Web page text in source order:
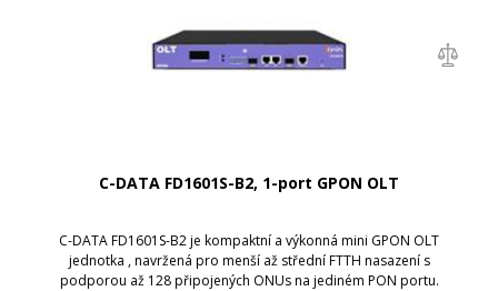
C-DATA FD1601S-B2, 1-port GPON OLT
C-DATA FD1601S-B2 je kompaktní a výkonná mini GPON OLT
jednotka , navržená pro menší až střední FTTH nasazení s
podporou až 128 připojených ONUs na jediném PON portu.